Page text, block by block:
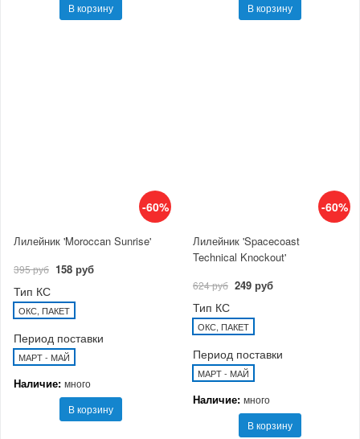
В корзину
В корзину
-60%
Лилейник 'Moroccan Sunrise'
395 руб 158 руб
Тип КС
ОКС, ПАКЕТ
Период поставки
МАРТ - МАЙ
Наличие: много
В корзину
-60%
Лилейник 'Spacecoast
Technical Knockout'
624 руб 249 руб
Тип КС
ОКС, ПАКЕТ
Период поставки
МАРТ - МАЙ
Наличие: много
В корзину